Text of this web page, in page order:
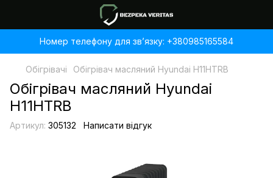
Номер телефону для звʼязку: +380985165584
Обігрівачі Обігрівач масляний Hyundai H11HTRB
Обігрівач масляний Hyundai
H11HTRB
Артикул: 305132 Написати відгук